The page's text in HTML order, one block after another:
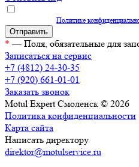
Политике
* — Поля, обязательные для
Записаться на сервис
+7 (4812) 24-30-35
+7 (920) 661-01-01
Заказать звонок
Motul Expert Смоленск © 2026
Политика конфиденциальности
Карта сайта
Написать директору
direktor@motulservice.ru